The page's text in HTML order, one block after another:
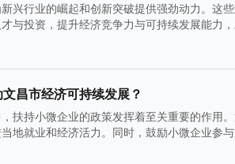
兴行业的崛起和创新突破提供强劲动力。这
与投资，提升经济竞争力与可持续发展能力，
昌市经济可持续发展？
扶持小微企业的政策发挥着至关重要的作用
地就业和经济活力。同时，鼓励小微企业参